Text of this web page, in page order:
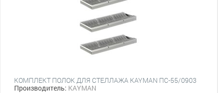
КОМПЛЕКТ ПОЛОК ДЛЯ СТЕЛЛАЖА KAYMAN ПС-55/0903
Производитель: KAYMAN